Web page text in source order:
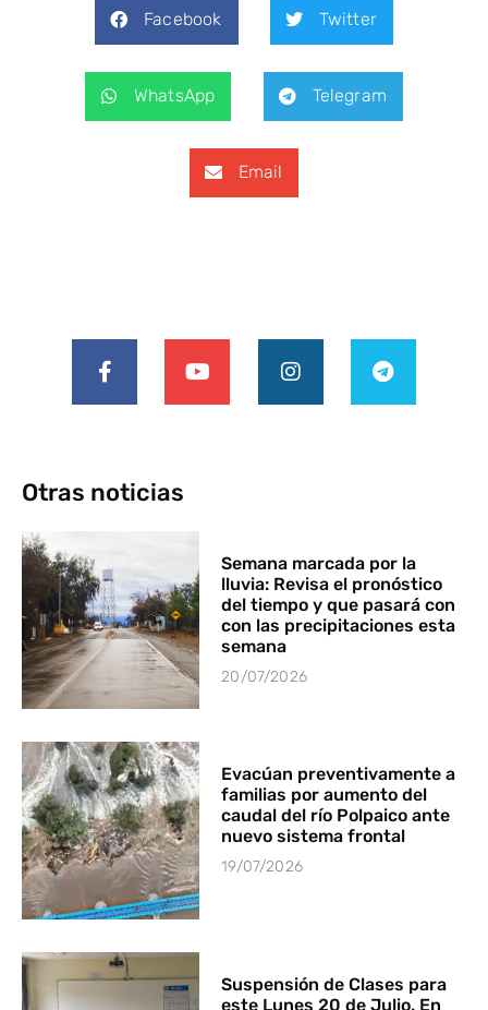
Facebook Twitter
WhatsApp Telegram
Email
Otras noticias
Semana marcada por la
lluvia: Revisa el pronóstico
del tiempo y que pasará con
con las precipitaciones esta
semana
20/07/2026
Evacúan preventivamente a
familias por aumento del
caudal del río Polpaico ante
nuevo sistema frontal
19/07/2026
Suspensión de Clases para
este Lunes 20 de Julio. En